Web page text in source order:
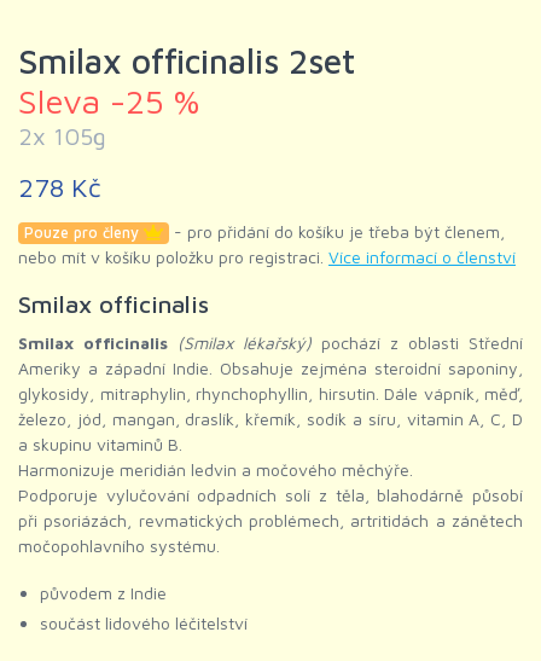
Smilax officinalis 2set
Sleva -25 %
2x 105g
278 Kč
Pouze pro členy
- pro přidání do košíku je třeba být členem,
nebo mít v košíku položku pro registraci. Více informací o členství
Smilax officinalis
Smilax officinalis (Smilax lékařský) pochází z oblasti Střední
Ameriky a západní Indie. Obsahuje zejména steroidní saponiny,
glykosidy, mitraphylin, rhynchophyllin, hirsutin. Dále vápník, měď,
železo, jód, mangan, draslík, křemík, sodík a síru, vitamin A, C, D
a skupinu vitaminů B.
Harmonizuje meridián ledvin a močového měchýře.
Podporuje vylučování odpadních solí z těla, blahodárně působí
při psoriázách, revmatických problémech, artritidách a zánětech
močopohlavního systému.
původem z Indie
součást lidového léčitelství